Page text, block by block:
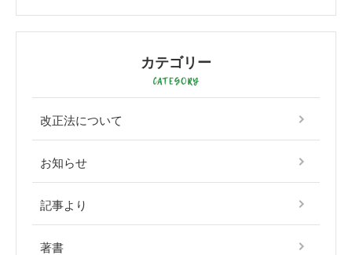
カテゴリー
改正法について
お知らせ
記事より
著書